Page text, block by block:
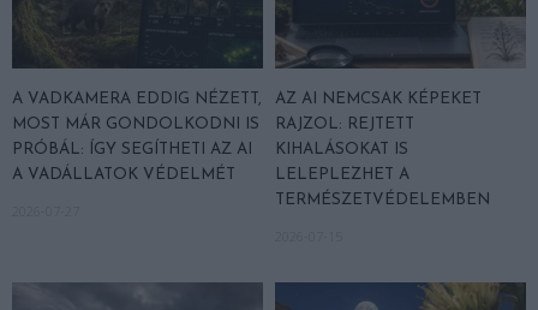
A VADKAMERA EDDIG NÉZETT,
MOST MÁR GONDOLKODNI IS
PRÓBÁL: ÍGY SEGÍTHETI AZ AI
A VADÁLLATOK VÉDELMÉT
AZ AI NEMCSAK KÉPEKET
RAJZOL: REJTETT
KIHALÁSOKAT IS
LELEPLEZHET A
TERMÉSZETVÉDELEMBEN